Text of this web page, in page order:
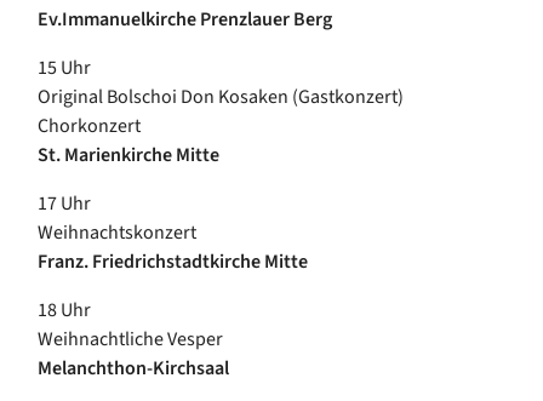
Ev.Immanuelkirche Prenzlauer Berg
15 Uhr
Original Bolschoi Don Kosaken (Gastkonzert)
Chorkonzert
St. Marienkirche Mitte
17 Uhr
Weihnachtskonzert
Franz. Friedrichstadtkirche Mitte
18 Uhr
Weihnachtliche Vesper
Melanchthon-Kirchsaal